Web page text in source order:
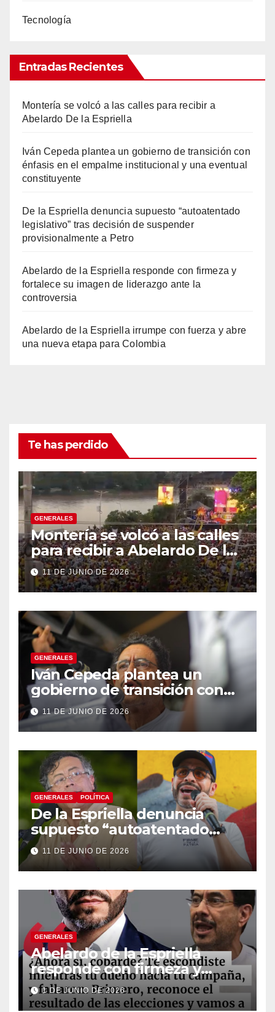
Tecnología
Entradas Recientes
Montería se volcó a las calles para recibir a
Abelardo De la Espriella
Iván Cepeda plantea un gobierno de transición con
énfasis en el empalme institucional y una eventual
constituyente
De la Espriella denuncia supuesto “autoatentado
legislativo” tras decisión de suspender
provisionalmente a Petro
Abelardo de la Espriella responde con firmeza y
fortalece su imagen de liderazgo ante la
controversia
Abelardo de la Espriella irrumpe con fuerza y abre
una nueva etapa para Colombia
Te has perdido
GENERALES
Montería se volcó a las calles
para recibir a Abelardo De la
Espriella
11 DE JUNIO DE 2026
GENERALES
Iván Cepeda plantea un
gobierno de transición con
énfasis en el empalme
institucional y una eventual
constituyente
11 DE JUNIO DE 2026
GENERALES POLÍTICA
De la Espriella denuncia
supuesto “autoatentado
legislativo” tras decisión de
suspender provisionalmente
a Petro
11 DE JUNIO DE 2026
GENERALES
Abelardo de la Espriella
responde con firmeza y
fortalece su imagen de
liderazgo ante la controversia
1 DE JUNIO DE 2026